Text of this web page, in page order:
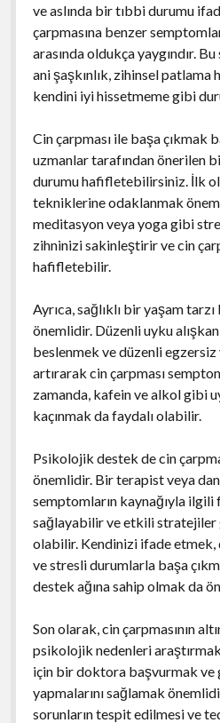
ve aslında bir tıbbi durumu
çarpmasına benzer
arasında oldukça yaygındır.
ani şaşkınlık, zihinsel patlama
kendini iyi hissetmeme gibi
Cin çarpması ile başa çıkmak
uzmanlar tarafından önerilen
durumu hafifletebilirsiniz. İlk
tekniklerine odaklanmak
meditasyon veya yoga gibi
zihninizi sakinleştirir ve cin
hafifletebilir.
Ayrıca, sağlıklı bir yaşam
önemlidir. Düzenli uyku
beslenmek ve düzenli
artırarak cin çarpması
zamanda, kafein ve alkol gibi
kaçınmak da faydalı olabilir.
Psikolojik destek de cin
önemlidir. Bir terapist veya
semptomların kaynağıyla ilgili
sağlayabilir ve etkili stratejiler
olabilir. Kendinizi ifade etmek,
ve stresli durumlarla başa
destek ağına sahip olmak da
Son olarak, cin çarpmasının
psikolojik nedenleri
için bir doktora başvurmak
yapmalarını sağlamak
sorunların tespit edilmesi ve